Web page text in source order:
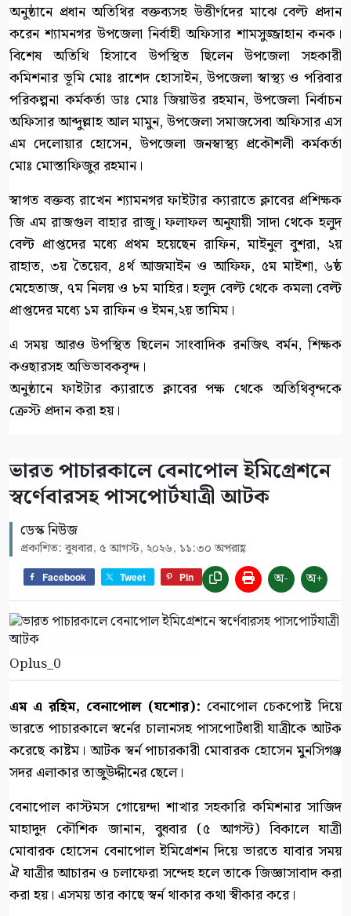
অনুষ্ঠানে প্রধান অতিথির বক্তব্যসহ উত্তীর্ণদের মাঝে বেল্ট প্রদান
করেন শ্যামনগর উপজেলা নির্বাহী অফিসার শামসুজ্জাহান কনক।
বিশেষ অতিথি হিসাবে উপস্থিত ছিলেন উপজেলা সহকারী
কমিশনার ভূমি মোঃ রাশেদ হোসাইন, উপজেলা স্বাস্থ্য ও পরিবার
পরিকল্পনা কর্মকর্তা ডাঃ মোঃ জিয়াউর রহমান, উপজেলা নির্বাচন
অফিসার আব্দুল্লাহ আল মামুন, উপজেলা সমাজসেবা অফিসার এস
এম দেলোয়ার হোসেন, উপজেলা জনস্বাস্থ্য প্রকৌশলী কর্মকর্তা
মোঃ মোস্তাফিজুর রহমান।
স্বাগত বক্তব্য রাখেন শ্যামনগর ফাইটার ক্যারাতে ক্লাবের প্রশিক্ষক
জি এম রাজগুল বাহার রাজু। ফলাফল অনুযায়ী সাদা থেকে হলুদ
বেল্ট প্রাপ্তদের মধ্যে প্রথম হয়েছেন রাফিন, মাইনুল বুশরা, ২য়
রাহাত, ৩য় তৈয়েব, ৪র্থ আজমাইন ও আফিফ, ৫ম মাইশা, ৬ষ্ঠ
মেহেতাজ, ৭ম নিলয় ও ৮ম মাহির। হলুদ বেল্ট থেকে কমলা বেল্ট
প্রাপ্তদের মধ্যে ১ম রাফিন ও ইমন,২য় তামিম।
এ সময় আরও উপস্থিত ছিলেন সাংবাদিক রনজিৎ বর্মন, শিক্ষক
কওছারসহ অভিভাবকবৃন্দ।
অনুষ্ঠানে ফাইটার ক্যারাতে ক্লাবের পক্ষ থেকে অতিথিবৃন্দকে
ক্রেস্ট প্রদান করা হয়।
ভারত পাচারকালে বেনাপোল ইমিগ্রেশনে
স্বর্ণেবারসহ পাসপোর্টযাত্রী আটক
ডেস্ক নিউজ
প্রকাশিত: বুধবার, ৫ আগস্ট, ২০২৬, ১১:৩০ অপরাহ্ণ
Facebook Tweet Pin অ- অ+
Oplus_0
এম এ রহিম, বেনাপোল (যশোর): বেনাপোল চেকপোষ্ট দিয়ে
ভারতে পাচারকালে স্বর্নের চালানসহ পাসপোর্টধারী যাত্রীকে আটক
করেছে কাষ্টম। আটক স্বর্ন পাচারকারী মোবারক হোসেন মুনসিগঞ্জ
সদর এলাকার তাজুউদ্দীনের ছেলে।
বেনাপোল কাস্টমস গোয়েন্দা শাখার সহকারি কমিশনার সাজিদ
মাহাদুদ কৌশিক জানান, বুধবার (৫ আগস্ট) বিকালে যাত্রী
মোবারক হোসেন বেনাপোল ইমিগ্রেশন দিয়ে ভারতে যাবার সময়
ঐ যাত্রীর আচারন ও চলাফেরা সন্দেহ হলে তাকে জিজ্ঞাসাবাদ করা
করা হয়। এসময় তার কাছে স্বর্ন থাকার কথা স্বীকার করে।